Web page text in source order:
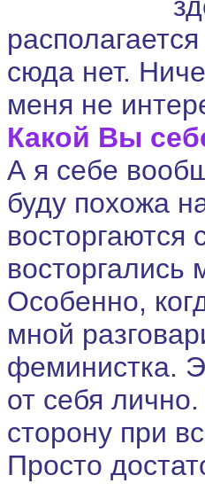
сюда нет.
меня не
Какой Вы
А я себе
буду похожа
восторгались
Особенно,
мной
феминистка.
от себя
сторону при
Просто